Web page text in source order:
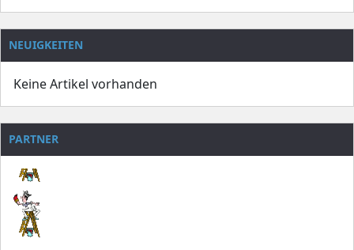
NEUIGKEITEN
Keine Artikel vorhanden
PARTNER